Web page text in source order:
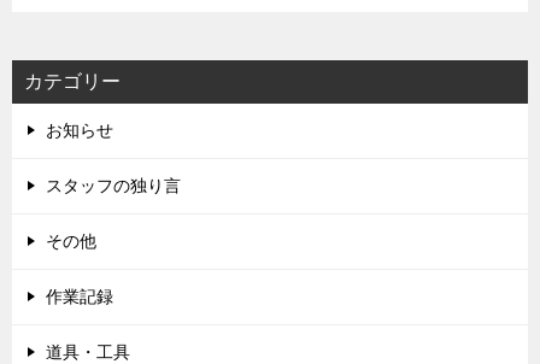
カテゴリー
お知らせ
スタッフの独り言
その他
作業記録
道具・工具